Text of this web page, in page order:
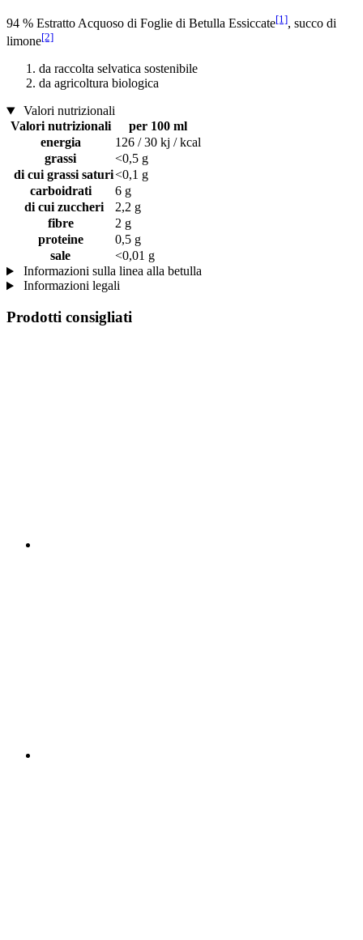
94 % Estratto Acquoso di Foglie di Betulla Essiccate[1], succo di
limone[2]
da raccolta selvatica sostenibile
da agricoltura biologica
Valori nutrizionali
Valori nutrizionali
per 100 ml
energia
126 / 30 kj / kcal
grassi
<0,5 g
di cui grassi saturi<0,1 g
carboidrati
6 g
di cui zuccheri
2,2 g
fibre
2 g
proteine
0,5 g
sale
<0,01 g
Informazioni sulla linea alla betulla
Informazioni legali
Prodotti consigliati